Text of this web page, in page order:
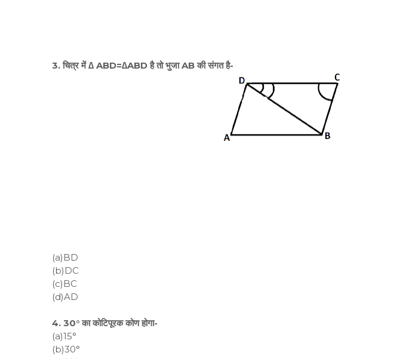
3. चित्र में ∆ ABD=∆ABD है तो भुजा AB की संगत है-
(a)BD
(b)DC
(c)BC
(d)AD
4. 30° का कोटिपूरक कोण होगा-
(a)15°
(b)30°